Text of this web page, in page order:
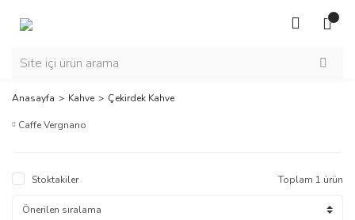
Anasayfa Kahve Çekirdek Kahve
Caffe Vergnano
Stoktakiler Toplam 1 ürün